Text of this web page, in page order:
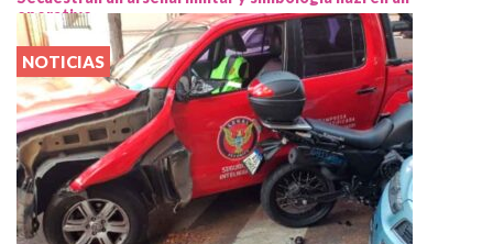
operativo
NOTICIAS